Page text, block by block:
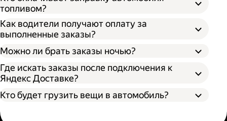
топливом?
Как водители получают оплату за
выполненные заказы?
Можно ли брать заказы ночью?
Где искать заказы после подключения к
Яндекс Доставке?
Кто будет грузить вещи в автомобиль?